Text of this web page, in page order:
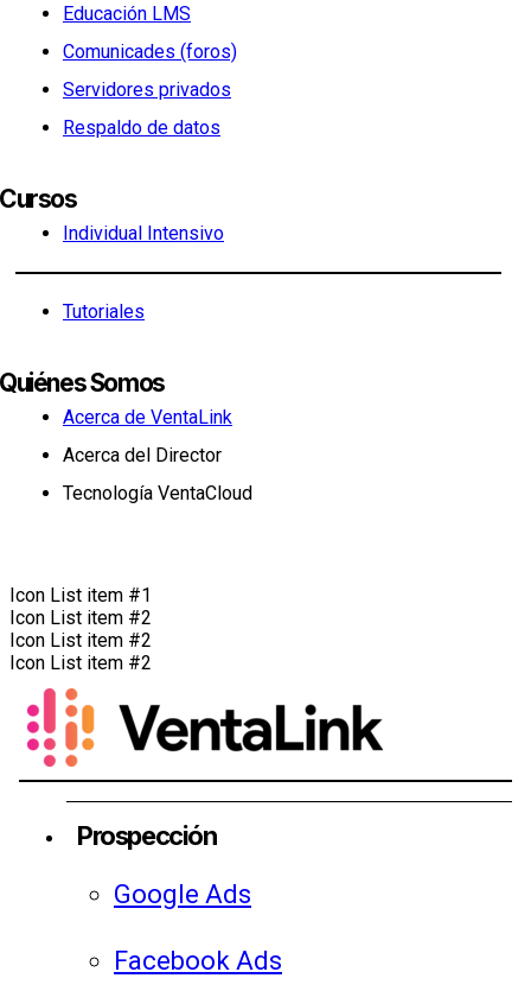
Educación LMS
Comunicades (foros)
Servidores privados
Respaldo de datos
Cursos
Individual Intensivo
Tutoriales
Quiénes Somos
Acerca de VentaLink
Acerca del Director
Tecnología VentaCloud
Icon List item #1
Icon List item #2
Icon List item #2
Icon List item #2
Prospección
Google Ads
Facebook Ads